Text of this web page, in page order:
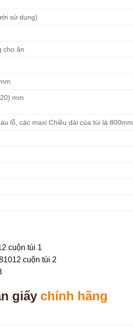
sử dụng)
cho ăn
mm
lỗ, các maxi Chiều dài của túi là 800mm
giấychính hãng